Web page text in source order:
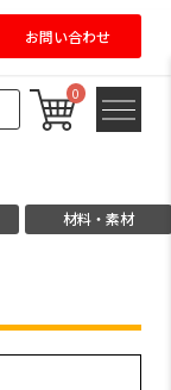
0
お問い合わせ
材料・素材